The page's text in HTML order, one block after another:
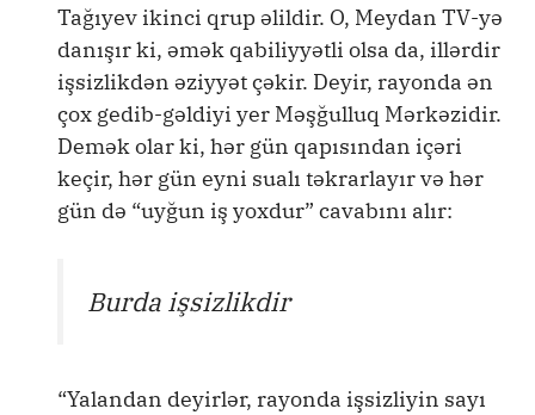
Tağıyev ikinci qrup əlildir. O, Meydan TV-yə
danışır ki, əmək qabiliyyətli olsa da, illərdir
işsizlikdən əziyyət çəkir. Deyir, rayonda ən
çox gedib-gəldiyi yer Məşğulluq Mərkəzidir.
Demək olar ki, hər gün qapısından içəri
keçir, hər gün eyni sualı təkrarlayır və hər
gün də “uyğun iş yoxdur” cavabını alır:
Burda işsizlikdir
“Yalandan deyirlər, rayonda işsizliyin sayı